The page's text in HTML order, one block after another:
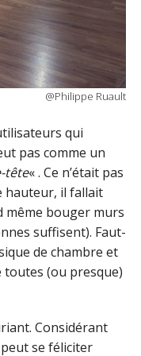
@Philippe Ruault
qui
pas comme un
tête« . Ce n’était pas
hauteur, il fallait
même bouger murs
suffisent). Faut-
de chambre et
toutes (ou presque)
Considérant
se féliciter